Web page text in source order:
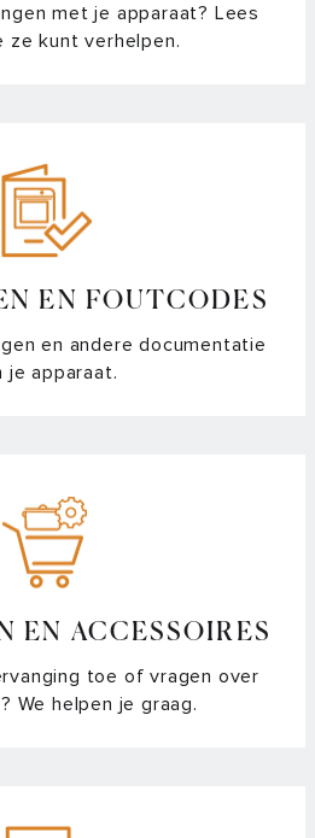
met je apparaat? Lees
ze kunt verhelpen.
EN FOUTCODES
en andere documentatie
je apparaat.
EN ACCESSOIRES
toe of vragen over
We helpen je graag.